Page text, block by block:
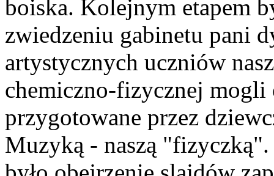
boiska. Kolejnym etapem
zwiedzeniu gabinetu pani
artystycznych uczniów
chemiczno-fizycznej mogli
przygotowane przez
Muzyką - naszą